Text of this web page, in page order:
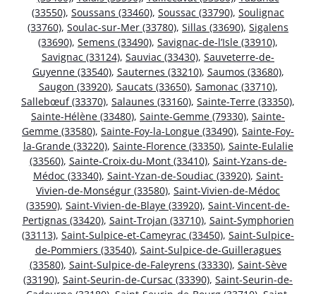
(33550), Soussans (33460), Soussac (33790), Soulignac
(33760), Soulac-sur-Mer (33780), Sillas (33690), Sigalens
(33690), Semens (33490), Savignac-de-l’Isle (33910),
Savignac (33124), Sauviac (33430), Sauveterre-de-
Guyenne (33540), Sauternes (33210), Saumos (33680),
Saugon (33920), Saucats (33650), Samonac (33710),
Sallebœuf (33370), Salaunes (33160), Sainte-Terre (33350),
Sainte-Hélène (33480), Sainte-Gemme (79330), Sainte-
Gemme (33580), Sainte-Foy-la-Longue (33490), Sainte-Foy-
la-Grande (33220), Sainte-Florence (33350), Sainte-Eulalie
(33560), Sainte-Croix-du-Mont (33410), Saint-Yzans-de-
Médoc (33340), Saint-Yzan-de-Soudiac (33920), Saint-
Vivien-de-Monségur (33580), Saint-Vivien-de-Médoc
(33590), Saint-Vivien-de-Blaye (33920), Saint-Vincent-de-
Pertignas (33420), Saint-Trojan (33710), Saint-Symphorien
(33113), Saint-Sulpice-et-Cameyrac (33450), Saint-Sulpice-
de-Pommiers (33540), Saint-Sulpice-de-Guilleragues
(33580), Saint-Sulpice-de-Faleyrens (33330), Saint-Sève
(33190), Saint-Seurin-de-Cursac (33390), Saint-Seurin-de-